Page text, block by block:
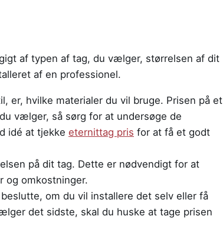
af typen af tag, du vælger, størrelsen af dit
af en professionel.
er, hvilke materialer du vil bruge. Prisen på et
vælger, så sørg for at undersøge de
idé at tjekke eternittag pris for at få et godt
på dit tag. Dette er nødvendigt for at
og omkostninger.
om du vil installere det selv eller få
det sidste, skal du huske at tage prisen